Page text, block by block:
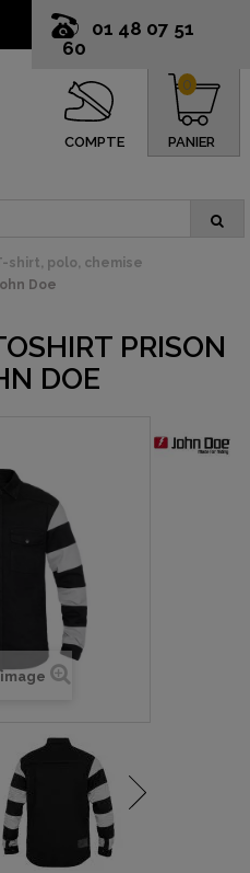
01 48 07 51
60
COMPTE PANIER
0
shirt, polo, chemise
Doe
PRISON
DOE